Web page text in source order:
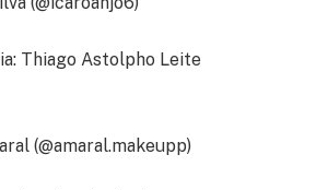
Thiago Astolpho Leite
(@amaral.makeupp)